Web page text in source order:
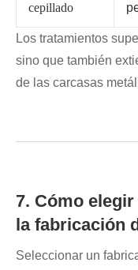
cepillado
Los tratamientos
sino que también
de las carcasas
7. Cómo
la fabricación
Seleccionar un